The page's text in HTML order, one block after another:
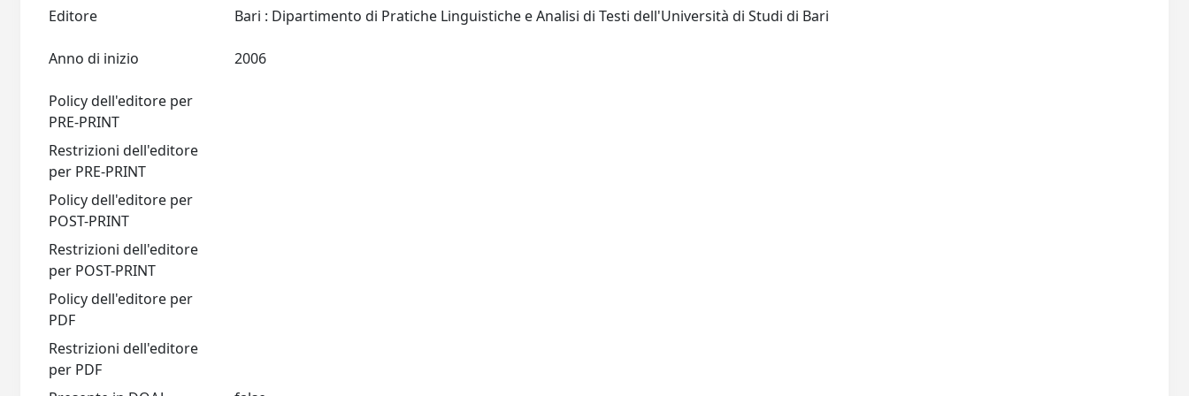
Editore
Anno di inizio
Policy dell'editore per
PRE-PRINT
Restrizioni dell'editore
per PRE-PRINT
Policy dell'editore per
POST-PRINT
Restrizioni dell'editore
per POST-PRINT
Policy dell'editore per
PDF
Restrizioni dell'editore
per PDF